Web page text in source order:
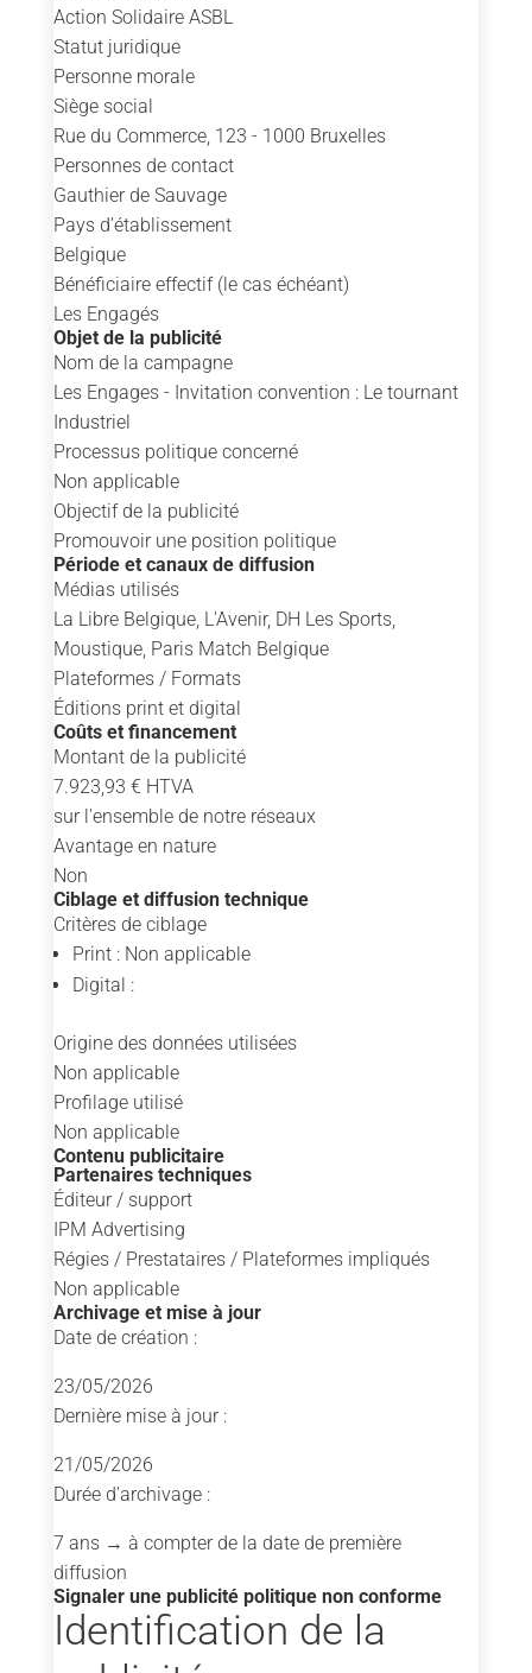
Action Solidaire ASBL
Statut juridique
Personne morale
Siège social
Rue du Commerce, 123 - 1000 Bruxelles
Personnes de contact
Gauthier de Sauvage
Pays d’établissement
Belgique
Bénéficiaire effectif (le cas échéant)
Les Engagés
Objet de la publicité
Nom de la campagne
Les Engages - Invitation convention : Le tournant
Industriel
Processus politique concerné
Non applicable
Objectif de la publicité
Promouvoir une position politique
Période et canaux de diffusion
Médias utilisés
La Libre Belgique, L'Avenir, DH Les Sports,
Moustique, Paris Match Belgique
Plateformes / Formats
Éditions print et digital
Coûts et financement
Montant de la publicité
7.923,93 € HTVA
sur l'ensemble de notre réseaux
Avantage en nature
Non
Ciblage et diffusion technique
Critères de ciblage
Print : Non applicable
Digital :
Origine des données utilisées
Non applicable
Profilage utilisé
Non applicable
Contenu publicitaire
Partenaires techniques
Éditeur / support
IPM Advertising
Régies / Prestataires / Plateformes impliqués
Non applicable
Archivage et mise à jour
Date de création :
23/05/2026
Dernière mise à jour :
21/05/2026
Durée d’archivage :
7 ans → à compter de la date de première
diffusion
Signaler une publicité politique non conforme
Identification de la